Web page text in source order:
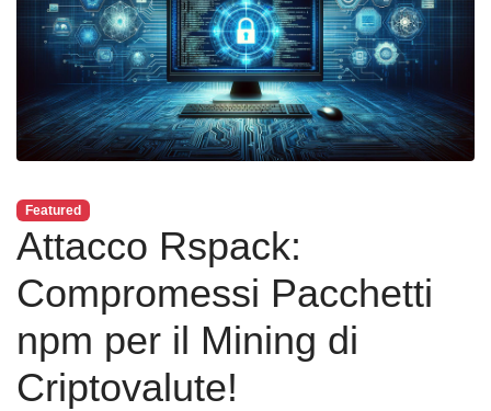
Featured
Attacco Rspack:
Compromessi Pacchetti
npm per il Mining di
Criptovalute!